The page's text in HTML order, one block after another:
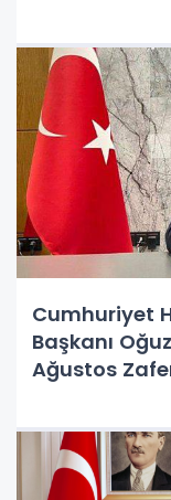
Cumhuriyet
Başkanı
Ağustos